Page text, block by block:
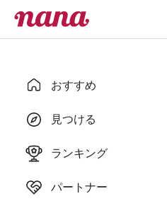
おすすめ
見つける
ランキング
パートナー